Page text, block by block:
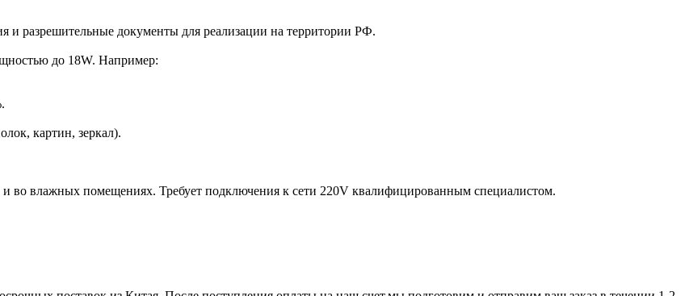
и разрешительные документы для реализации на территории РФ.
до 18W. Например:
картин, зеркал).
во влажных помещениях. Требует подключения к сети 220V квалифицированным специалистом.